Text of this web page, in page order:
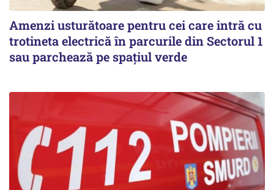
Amenzi usturătoare pentru cei care intră cu
trotineta electrică în parcurile din Sectorul 1
sau parchează pe spațiul verde